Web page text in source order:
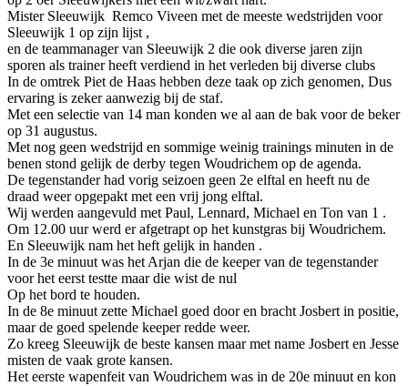
Mister Sleeuwijk Remco Viveen met de meeste wedstrijden voor
Sleeuwijk 1 op zijn lijst ,
en de teammanager van Sleeuwijk 2 die ook diverse jaren zijn
sporen als trainer heeft verdiend in het verleden bij diverse clubs
In de omtrek Piet de Haas hebben deze taak op zich genomen, Dus
ervaring is zeker aanwezig bij de staf.
Met een selectie van 14 man konden we al aan de bak voor de beker
op 31 augustus.
Met nog geen wedstrijd en sommige weinig trainings minuten in de
benen stond gelijk de derby tegen Woudrichem op de agenda.
De tegenstander had vorig seizoen geen 2e elftal en heeft nu de
draad weer opgepakt met een vrij jong elftal.
Wij werden aangevuld met Paul, Lennard, Michael en Ton van 1 .
Om 12.00 uur werd er afgetrapt op het kunstgras bij Woudrichem.
En Sleeuwijk nam het heft gelijk in handen .
In de 3e minuut was het Arjan die de keeper van de tegenstander
voor het eerst testte maar die wist de nul
Op het bord te houden.
In de 8e minuut zette Michael goed door en bracht Josbert in positie,
maar de goed spelende keeper redde weer.
Zo kreeg Sleeuwijk de beste kansen maar met name Josbert en Jesse
misten de vaak grote kansen.
Het eerste wapenfeit van Woudrichem was in de 20e minuut en kon